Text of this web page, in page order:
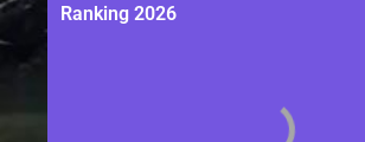
Ranking 2026